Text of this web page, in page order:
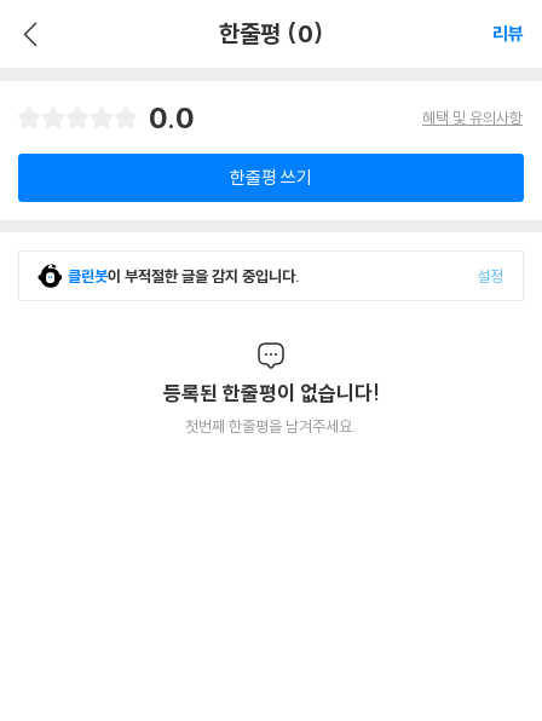
한줄평 (0) 리뷰
0.0 혜택 및 유의사항
한줄평 쓰기
클린봇이 부적절한 글을 감지 중입니다. 설정
등록된 한줄평이 없습니다!
첫번째 한줄평을 남겨주세요.